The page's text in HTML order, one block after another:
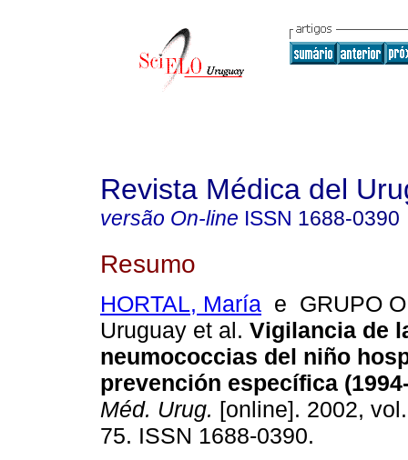
Revista Médica del
versão On-line ISSN 1688-0390
Resumo
HORTAL, María e GRUPO
Uruguay et al. Vigilancia de
neumococcias del niño
prevención específica
Méd. Urug. [online]. 2002,
75. ISSN 1688-0390.